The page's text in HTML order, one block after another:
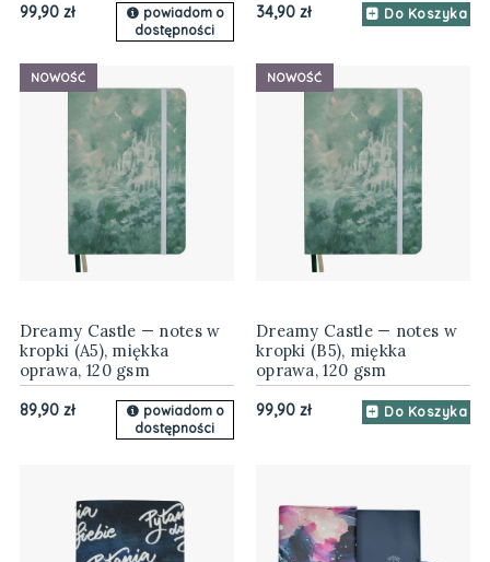
99,90 zł
powiadom o
dostępności
34,90 zł Do Koszyka
Dreamy Castle — notes w
kropki (A5), miękka
oprawa, 120 gsm
89,90 zł
powiadom o
dostępności
NOWOŚĆ
Dreamy Castle — notes w
kropki (B5), miękka
oprawa, 120 gsm
99,90 zł Do Koszyka
NOWOŚĆ